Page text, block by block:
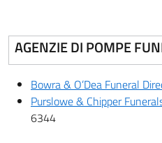
AGENZIE DI POMPE
Bowra & O’Dea Funeral
Purslowe & Chipper
6344